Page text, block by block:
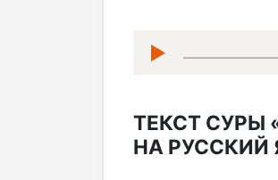
ТЕКСТ СУРЫ
НА РУССКИЙ